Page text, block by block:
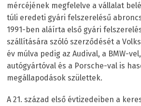
mércéjének megfelelve a vállalat
túli eredeti gyári felszerelésű
1991-ben aláírta első gyári
szállítására szóló szerződését a
év múlva pedig az Audival, a BMW-
autógyártóval és a Porsche-val is
megállapodások születtek.
A 21. század első évtizedeiben a